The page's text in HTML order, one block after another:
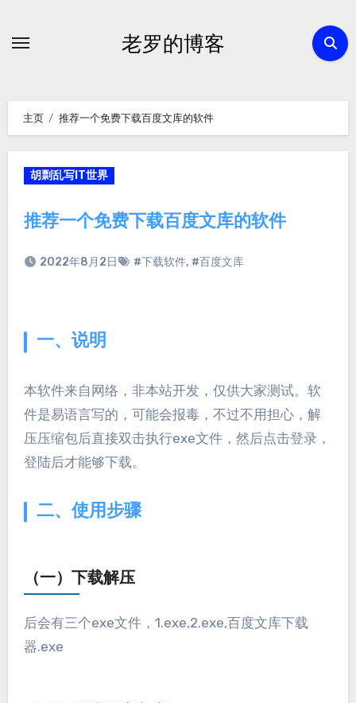
老罗的博客
主页 推荐一个免费下载百度文库的软件
胡剽乱写IT世界
推荐一个免费下载百度文库的软件
2022年8月2日 #下载软件, #百度文库
一、说明
本软件来自网络，非本站开发，仅供大家测试。软
件是易语言写的，可能会报毒，不过不用担心，解
压压缩包后直接双击执行exe文件，然后点击登录，
登陆后才能够下载。
二、使用步骤
（一）下载解压
后会有三个exe文件，1.exe,2.exe,百度文库下载
器.exe